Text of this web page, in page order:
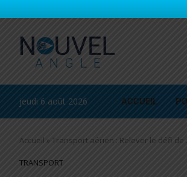
jeudi 6 août 2026 ACCUEIL
Accueil » Transport aérien : Relever le défi de
TRANSPORT